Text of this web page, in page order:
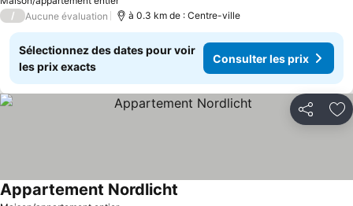
/ Aucune évaluation à 0.3 km de : Centre-ville
Sélectionnez des dates pour voir
les prix exacts
Consulter les prix
Partager
Appartement Nordlicht